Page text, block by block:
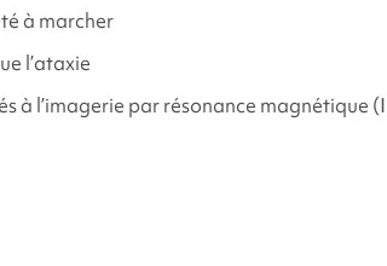
à marcher
l’ataxie
à l’imagerie par résonance magnétique